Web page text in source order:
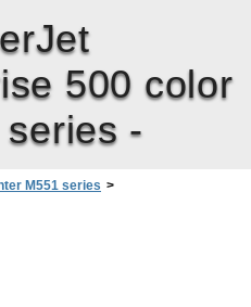
500 color
-
M551 series >